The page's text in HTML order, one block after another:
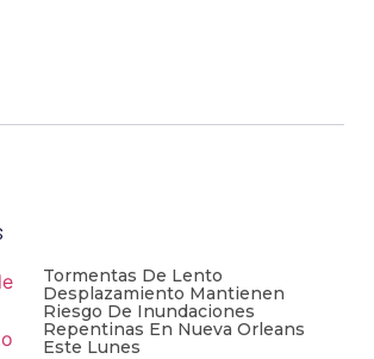
Tormentas De Lento
Desplazamiento Mantienen
Riesgo De Inundaciones
Repentinas En Nueva Orleans
Este Lunes